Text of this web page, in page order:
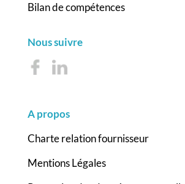
Bilan de compétences
Nous suivre
A propos
Charte relation fournisseur
Mentions Légales